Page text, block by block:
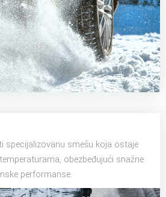
specijalizovanu smešu koja ostaje
obezbeđujući snažne
performanse.